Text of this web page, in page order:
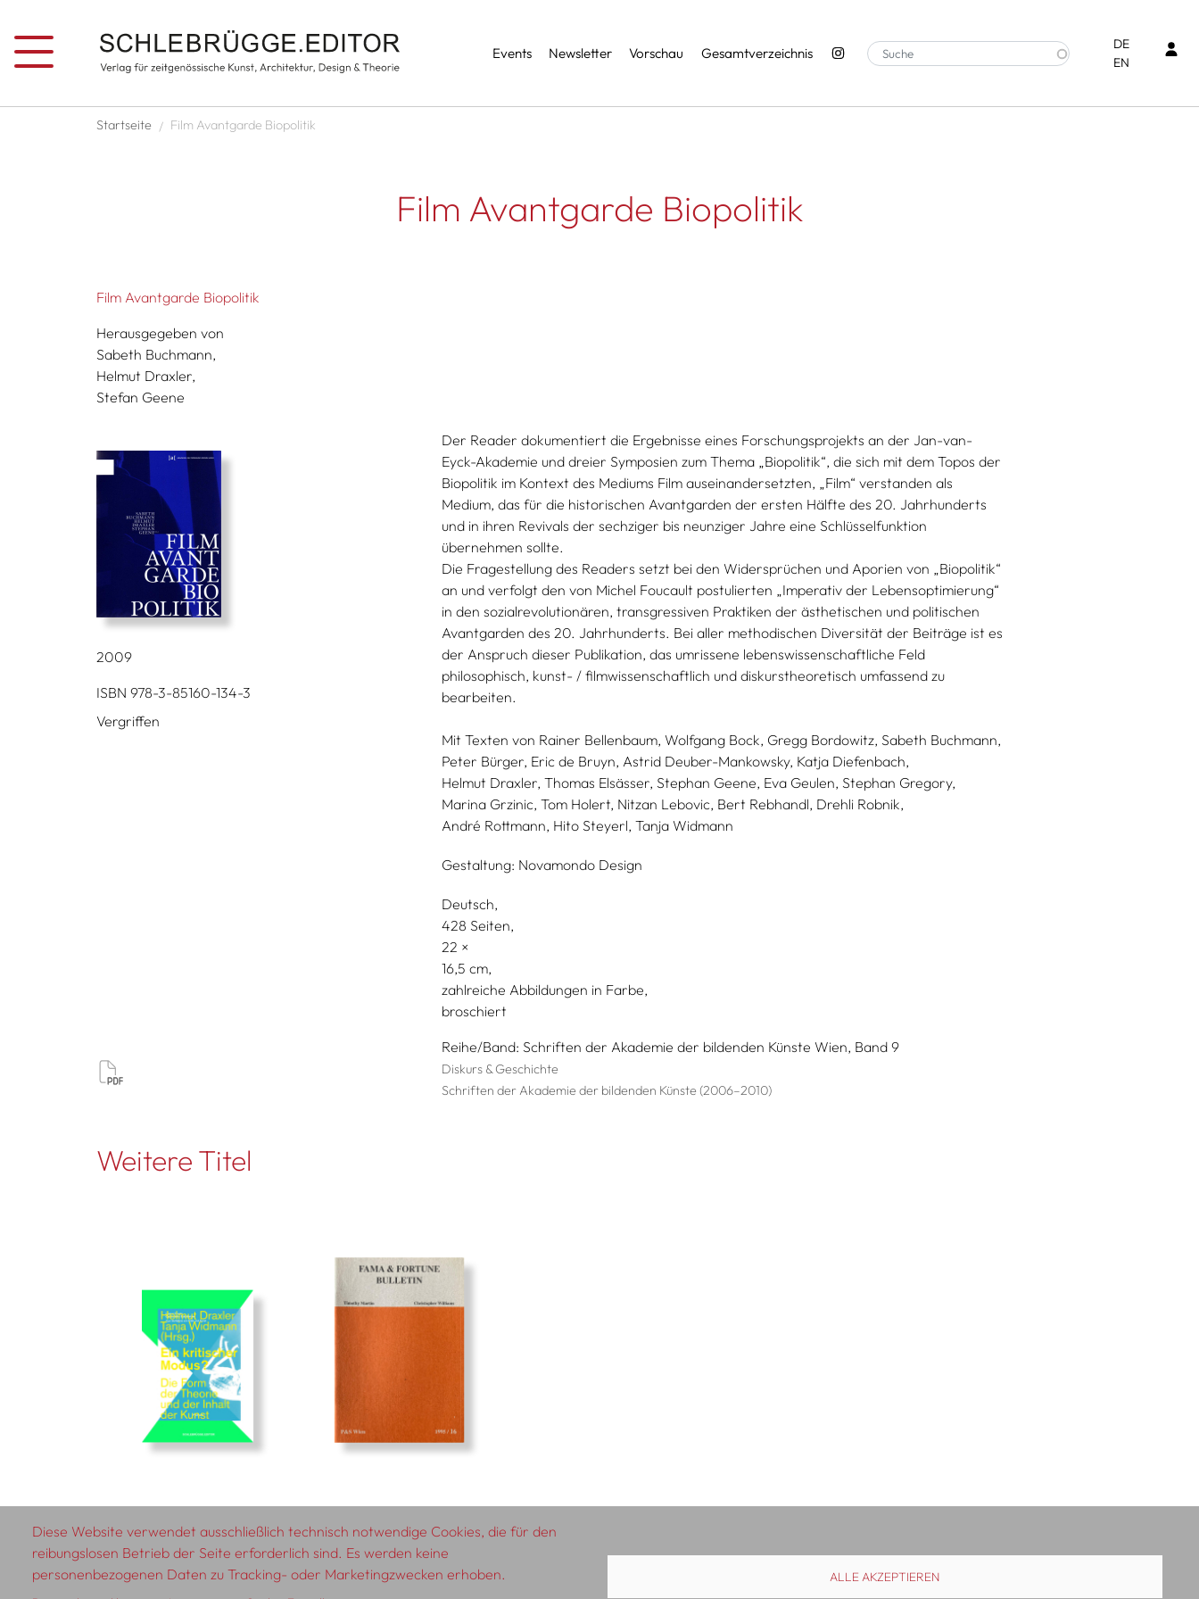
Services
Events Newsletter Vorschau Gesamtverzeichnis
DE
EN
Pfadnavigation
Startseite Film Avantgarde Biopolitik
Film Avantgarde Biopolitik
Film Avantgarde Biopolitik
Herausgegeben von
Sabeth Buchmann,
Helmut Draxler,
Stefan Geene
2009
ISBN 978-3-85160-134-3
Vergriffen
Der Reader dokumentiert die Ergebnisse eines Forschungsprojekts an der Jan-van-
Eyck-Akademie und dreier Symposien zum Thema „Biopolitik“, die sich mit dem Topos der
Biopolitik im Kontext des Mediums Film auseinandersetzten, „Film“ verstanden als
Medium, das für die historischen Avantgarden der ersten Hälfte des 20. Jahrhunderts
und in ihren Revivals der sechziger bis neunziger Jahre eine Schlüsselfunktion
übernehmen sollte.
Die Fragestellung des Readers setzt bei den Widersprüchen und Aporien von „Biopolitik“
an und verfolgt den von Michel Foucault postulierten „Imperativ der Lebensoptimierung“
in den sozialrevolutionären, transgressiven Praktiken der ästhetischen und politischen
Avantgarden des 20. Jahrhunderts. Bei aller methodischen Diversität der Beiträge ist es
der Anspruch dieser Publikation, das umrissene lebenswissenschaftliche Feld
philosophisch, kunst- / filmwissenschaftlich und diskurstheoretisch umfassend zu
bearbeiten.
Mit Texten von Rainer Bellenbaum, Wolfgang Bock, Gregg Bordowitz, Sabeth Buchmann,
Peter Bürger, Eric de Bruyn, Astrid Deuber-Mankowsky, Katja Diefenbach,
Helmut Draxler, Thomas Elsässer, Stephan Geene, Eva Geulen, Stephan Gregory,
Marina Grzinic, Tom Holert, Nitzan Lebovic, Bert Rebhandl, Drehli Robnik,
André Rottmann, Hito Steyerl, Tanja Widmann
Gestaltung: Novamondo Design
Deutsch
428 Seiten,
22
16,5
zahlreiche Abbildungen in Farbe
broschiert
Reihe/Band Schriften der Akademie der bildenden Künste Wien, Band 9
Diskurs & Geschichte
Schriften der Akademie der bildenden Künste (2006–2010)
Weitere Titel
© 2026 SCHLEBRÜGGE.EDITOR
Diese Website verwendet ausschließlich technisch notwendige Cookies, die für den
reibungslosen Betrieb der Seite erforderlich sind. Es werden keine
personenbezogenen Daten zu Tracking- oder Marketingzwecken erhoben.
ALLE AKZEPTIEREN